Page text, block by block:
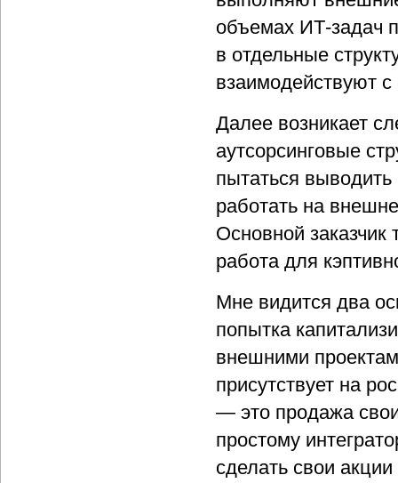
объемах ИТ-задач
в отдельные
взаимодействуют
Далее возникает
аутсорсинговые
пытаться
работать на
Основной заказчик
работа для
Мне видится два
попытка
внешними
присутствует на
— это продажа
простому
сделать свои